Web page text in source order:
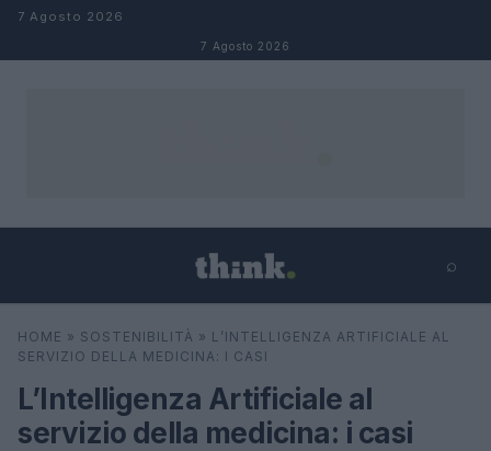
Salta al contenuto
7 Agosto 2026
7 Agosto 2026
⌕
Cerca ⌕ ×
HOME » SOSTENIBILITÀ » L’INTELLIGENZA ARTIFICIALE AL
SERVIZIO DELLA MEDICINA: I CASI
L’Intelligenza Artificiale al
servizio della medicina: i casi